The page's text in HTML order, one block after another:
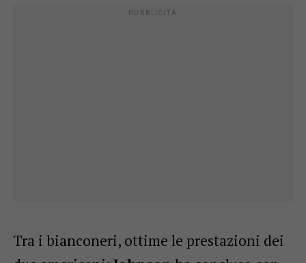
Tra i bianconeri, ottime le prestazioni dei